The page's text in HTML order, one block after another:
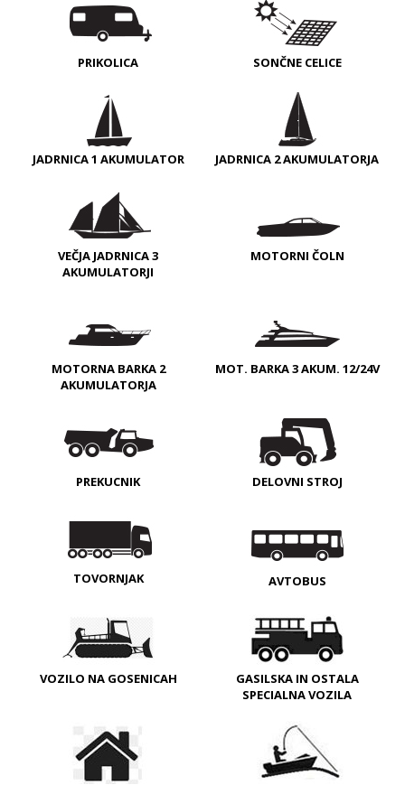
PRIKOLICA SONČNE CELICE
JADRNICA 1 AKUMULATOR JADRNICA 2 AKUMULATORJA
VEČJA JADRNICA 3
AKUMULATORJI
MOTORNI ČOLN
MOTORNA BARKA 2
AKUMULATORJA
MOT. BARKA 3 AKUM. 12/24V
PREKUCNIK DELOVNI STROJ
TOVORNJAK AVTOBUS
VOZILO NA GOSENICAH
GASILSKA IN OSTALA
SPECIALNA VOZILA